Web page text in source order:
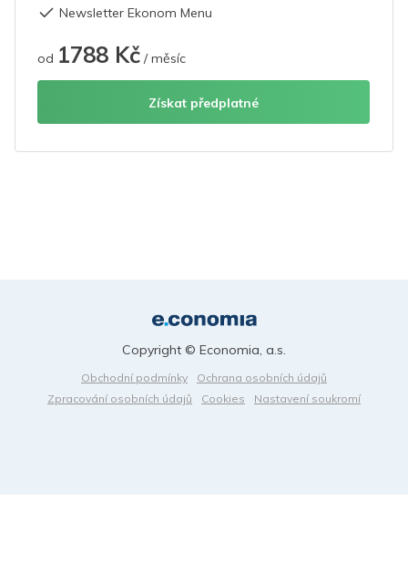
Newsletter Ekonom Menu
od 1788 Kč / měsíc
Získat předplatné
Obchodní podmínky
Ochrana osobních údajů
Zpracování osobních údajů
Cookies Nastavení soukromí
Copyright © Economia, a.s.